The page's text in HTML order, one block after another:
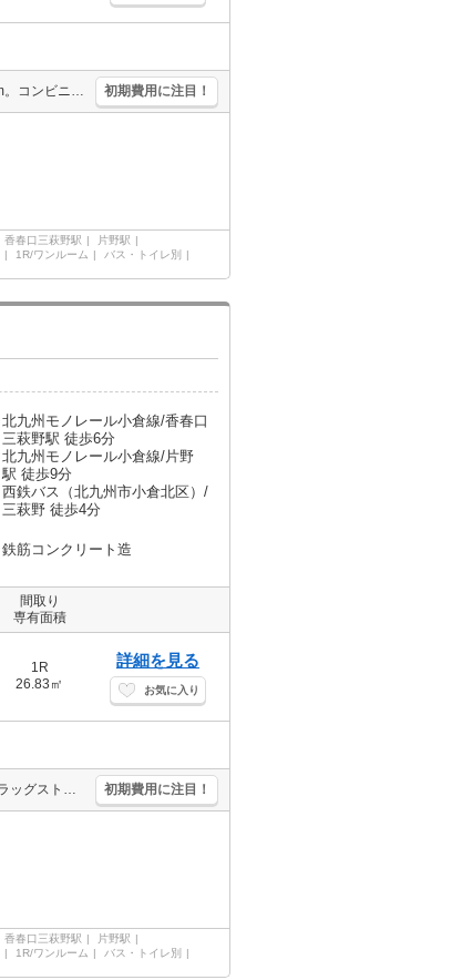
ペット応相談。バイク置き場あり。防犯カメラあり。ドラッグストアへ441m。コンビニへ152m。業務スーパーへ627m。北九州メディアドームまで469m。 初期費用に注目！
香春口三萩野駅
片野駅
1R/ワンルーム
バス・トイレ別
北九州モノレール小倉線/香春口
三萩野駅 徒歩6分
北九州モノレール小倉線/片野
駅 徒歩9分
西鉄バス（北九州市小倉北区）/
三萩野 徒歩4分
鉄筋コンクリート造
間取り
専有面積
1R
26.83㎡
詳細を見る
お気に入り
ペット応相談。温水洗浄便座付き。バイク置き場あり。防犯カメラあり。ドラッグストアへ441m。コンビニへ152m。業務スーパーへ627m。北九州メディアドームまで469m。 初期費用に注目！
香春口三萩野駅
片野駅
1R/ワンルーム
バス・トイレ別